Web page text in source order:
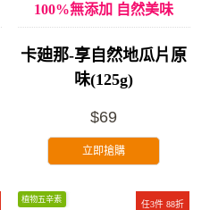
100%無添加 自然美味
卡廸那-享自然地瓜片原
味(125g)
$69
立即搶購
任3件 88折
植物五辛素